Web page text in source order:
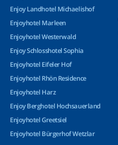
Enjoy Landhotel Michaelishof
Enjoyhotel Marleen
Enjoyhotel Westerwald
Enjoy Schlosshotel Sophia
Enjoyhotel Eifeler Hof
Enjoyhotel Rhön Residence
Enjoyhotel Harz
Enjoy Berghotel Hochsauerland
Enjoyhotel Greetsiel
Enjoyhotel Bürgerhof Wetzlar